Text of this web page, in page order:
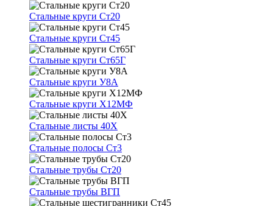
Стальные круги Ст20
Стальные круги Ст45
Стальные круги Ст65Г
Стальные круги У8А
Стальные круги Х12МФ
Стальные листы 40Х
Стальные полосы Ст3
Стальные трубы Ст20
Стальные трубы ВГП